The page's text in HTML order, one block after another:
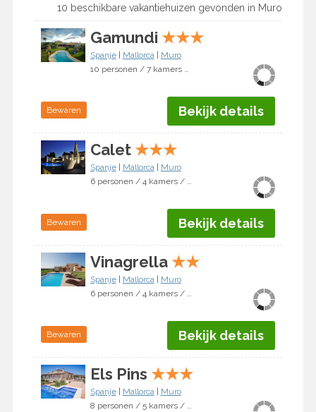
10 beschikbare vakantiehuizen gevonden in Muro
Gamundi ★★★
Spanje| Mallorca| Muro
10 personen / 7 kamers / 6 slaapkamers
Bewaren Bekijk details
Calet ★★★
Spanje| Mallorca| Muro
6 personen / 4 kamers / 3 slaapkamers
Bewaren Bekijk details
Vinagrella ★★
Spanje| Mallorca| Muro
6 personen / 4 kamers / 3 slaapkamers
Bewaren Bekijk details
Els Pins ★★★
Spanje| Mallorca| Muro
8 personen / 5 kamers / 4 slaapkamers